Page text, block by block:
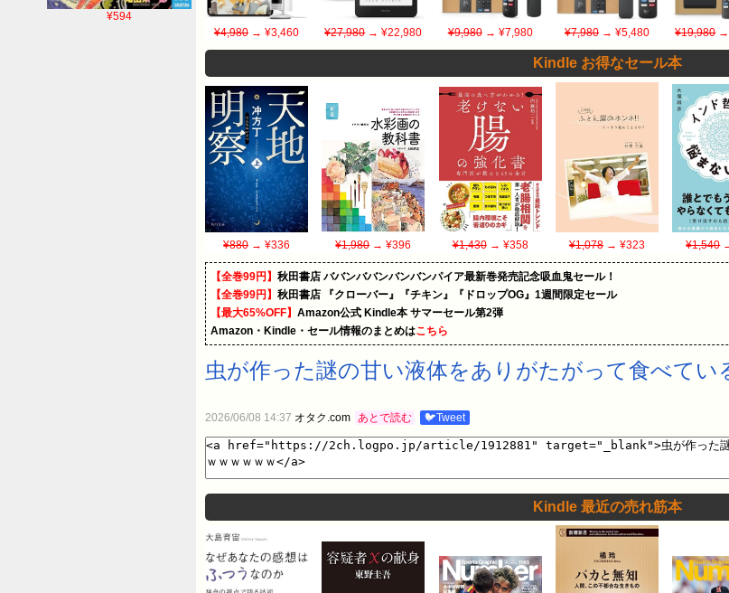
¥594
¥4,980 → ¥3,460 ¥27,980→ ¥22,980 ¥9,980→ ¥7,980 ¥7,980→ ¥5,480 ¥19,980→
Kindle お得なセール本
¥880 → ¥336 ¥1,980→ ¥396 ¥1,430→ ¥358 ¥1,078→ ¥323 ¥1,540
【全巻99円】 秋田書店 ババンババンバンバンパイア最新巻発売記念吸血鬼セール！
【全巻99円】 秋田書店 『クローバー』『チキン』『ドロップOG』1週間限定セール
【最大65%OFF】 Amazon公式 Kindle本 サマーセール第2弾
Amazon・Kindle・セール情報のまとめはこちら
虫が作った謎の甘い液体をありがたがって食べてい
2026/06/08 14:37 オタク.com あとで読む 🐦Tweet
Kindle 最近の売れ筋本